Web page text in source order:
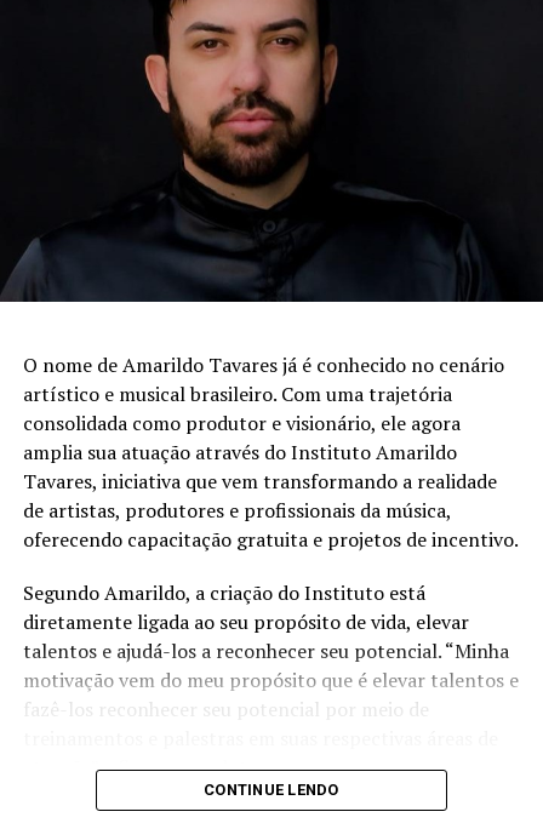
O nome de Amarildo Tavares já é conhecido no cenário
artístico e musical brasileiro. Com uma trajetória
consolidada como produtor e visionário, ele agora
amplia sua atuação através do Instituto Amarildo
Tavares, iniciativa que vem transformando a realidade
de artistas, produtores e profissionais da música,
oferecendo capacitação gratuita e projetos de incentivo.
Segundo Amarildo, a criação do Instituto está
diretamente ligada ao seu propósito de vida, elevar
talentos e ajudá-los a reconhecer seu potencial. “Minha
motivação vem do meu propósito que é elevar talentos e
fazê-los reconhecer seu potencial por meio de
atuação”, afirma o produtor.
CONTINUE LENDO